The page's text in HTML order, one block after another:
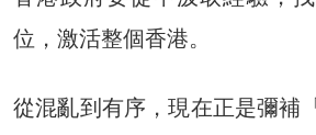
位，激活整個香港。
從混亂到有序，現在正是彌補